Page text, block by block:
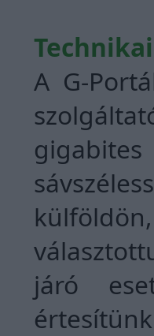
A G-
járó